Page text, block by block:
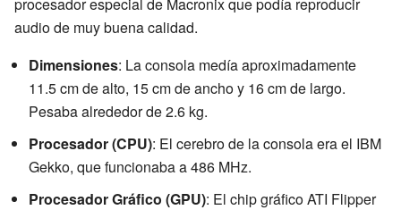
audio de muy buena calidad.
Dimensiones: La consola medía aproximadamente
11.5 cm de alto, 15 cm de ancho y 16 cm de largo.
Pesaba alrededor de 2.6 kg.
Procesador (CPU): El cerebro de la consola era el IBM
Gekko, que funcionaba a 486 MHz.
Procesador Gráfico (GPU): El chip gráfico ATI Flipper